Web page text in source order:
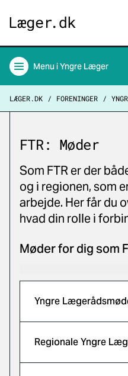
Menu i Yngre Læger
LÆGER.DK FORENINGER
FTR: Møder
Som FTR er der
og i regionen, som
arbejde. Her får du
hvad din rolle i
Møder for dig som
Yngre
Regionale Yngre